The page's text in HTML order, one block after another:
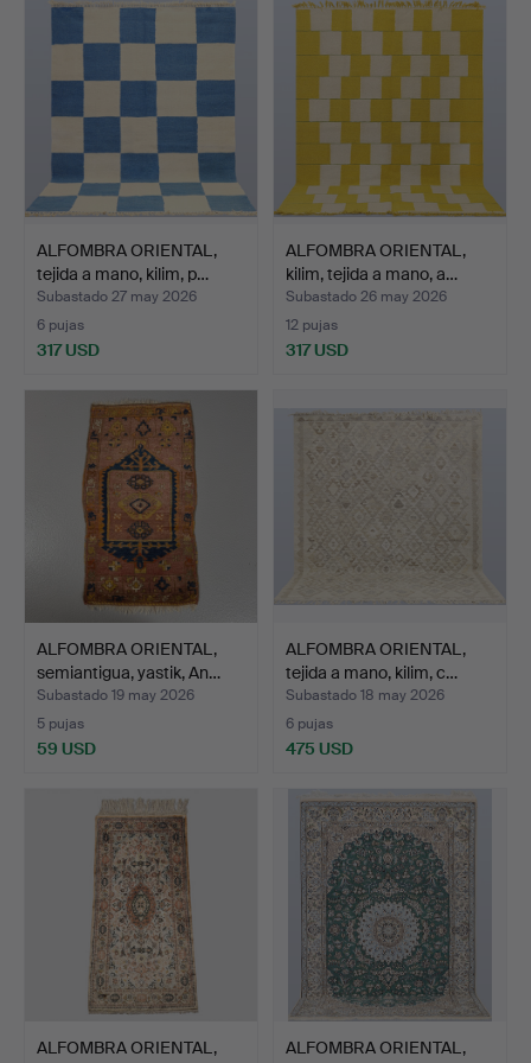
ALFOMBRA ORIENTAL,
tejida a mano, kilim, p…
Subastado 27 may 2026
6 pujas
317 USD
ALFOMBRA ORIENTAL,
kilim, tejida a mano, a…
Subastado 26 may 2026
12 pujas
317 USD
ALFOMBRA ORIENTAL,
semiantigua, yastik, An…
Subastado 19 may 2026
5 pujas
59 USD
ALFOMBRA ORIENTAL,
tejida a mano, kilim, c…
Subastado 18 may 2026
6 pujas
475 USD
ALFOMBRA ORIENTAL,
ALFOMBRA ORIENTAL,